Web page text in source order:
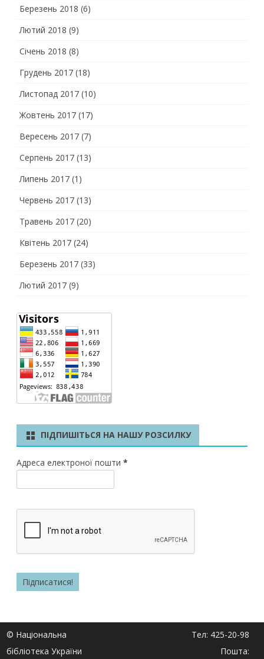
Березень 2018 (6)
Лютий 2018 (9)
Січень 2018 (8)
Грудень 2017 (18)
Листопад 2017 (10)
Жовтень 2017 (17)
Вересень 2017 (7)
Серпень 2017 (13)
Липень 2017 (1)
Червень 2017 (13)
Травень 2017 (20)
Квітень 2017 (24)
Березень 2017 (33)
Лютий 2017 (9)
ПІДПИШІТЬСЯ НА НАШУ РОЗСИЛКУ
Адреса електроної пошти *
© Національна
бібліотека України
Тел: 425-20-98
Пошта: